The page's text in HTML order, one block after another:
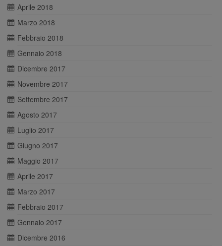
Aprile 2018
Marzo 2018
Febbraio 2018
Gennaio 2018
Dicembre 2017
Novembre 2017
Settembre 2017
Agosto 2017
Luglio 2017
Giugno 2017
Maggio 2017
Aprile 2017
Marzo 2017
Febbraio 2017
Gennaio 2017
Dicembre 2016